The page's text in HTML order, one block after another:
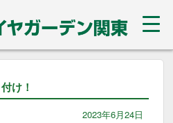
け！
2023年6月24日